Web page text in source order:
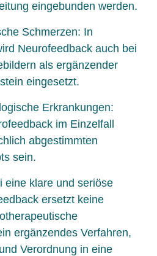
eingebunden werden.
Schmerzen: In
Neurofeedback auch bei
als ergänzender
eingesetzt.
Erkrankungen:
im Einzelfall
abgestimmten
sein.
eine klare und seriöse
ersetzt keine
ergänzendes Verfahren,
Verordnung in eine